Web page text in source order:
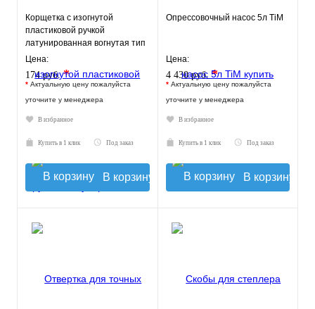
Корщетка с изогнутой
пластиковой ручкой
латунированная вогнутая тип
С FIT
Цена:
174 руб.*
* Актуальную цену пожалуйста
уточните у менеджера
В избранное
Купить в 1 клик Под заказ
В корзину
Опрессовочный насос 5л TiM
Цена:
4 430 руб.*
* Актуальную цену пожалуйста
уточните у менеджера
В избранное
Купить в 1 клик Под заказ
В корзину